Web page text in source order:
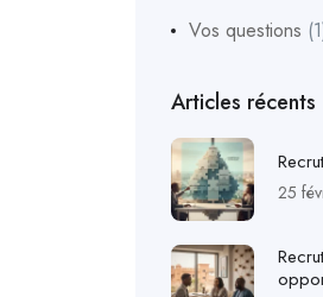
Vos questions
Articles récents
25